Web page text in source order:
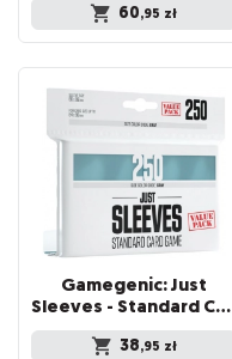
60,95 zł
Gamegenic: Just
Sleeves - Standard Card Game Sleeves (66x92 mm) - Value Pack, 250 sztuk
38,95 zł